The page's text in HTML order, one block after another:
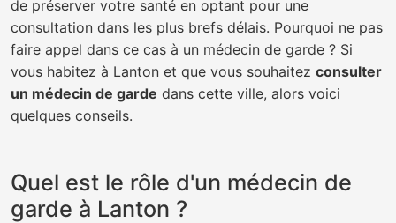
de préserver votre santé en optant pour une
consultation dans les plus brefs délais. Pourquoi ne pas
faire appel dans ce cas à un médecin de garde ? Si
vous habitez à Lanton et que vous souhaitez consulter
un médecin de garde dans cette ville, alors voici
quelques conseils.
Quel est le rôle d'un médecin de
garde à Lanton ?